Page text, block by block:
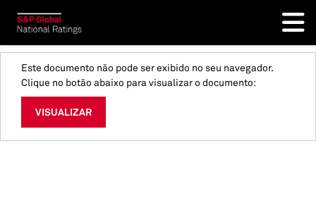
Este documento não pode ser exibido no seu navegador.
Clique no botão abaixo para visualizar o documento:
VISUALIZAR